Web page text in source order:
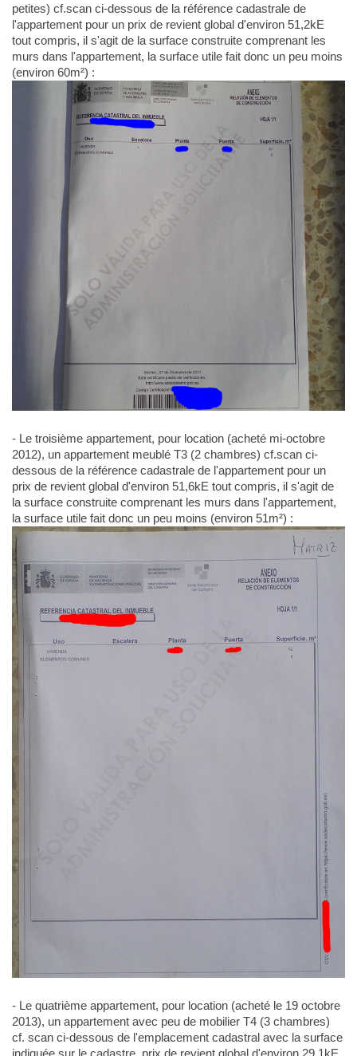
petites) cf.scan ci-dessous de la référence cadastrale de
l'appartement pour un prix de revient global d'environ 51,2kE
tout compris, il s'agit de la surface construite comprenant les
murs dans l'appartement, la surface utile fait donc un peu moins
(environ 60m²) :
- Le troisième appartement, pour location (acheté mi-octobre
2012), un appartement meublé T3 (2 chambres) cf.scan ci-
dessous de la référence cadastrale de l'appartement pour un
prix de revient global d'environ 51,6kE tout compris, il s'agit de
la surface construite comprenant les murs dans l'appartement,
la surface utile fait donc un peu moins (environ 51m²) :
- Le quatrième appartement, pour location (acheté le 19 octobre
2013), un appartement avec peu de mobilier T4 (3 chambres)
cf. scan ci-dessous de l'emplacement cadastral avec la surface
indiquée sur le cadastre, prix de revient global d'environ 29,1kE